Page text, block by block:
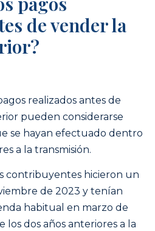
de vender la
realizados antes de
pueden considerarse
se hayan efectuado dentro
a la transmisión.
contribuyentes hicieron un
de 2023 y tenían
habitual en marzo de
los dos años anteriores a la